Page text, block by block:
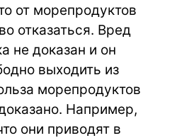
от морепродуктов
отказаться. Вред
не доказан и он
выходить из
морепродуктов
Например,
они приводят в